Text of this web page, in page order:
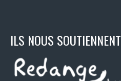
ILS NOUS SOUTIENNENT